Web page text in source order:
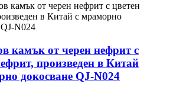
камък от черен нефрит с
произведен в Китай
докосване QJ-N024